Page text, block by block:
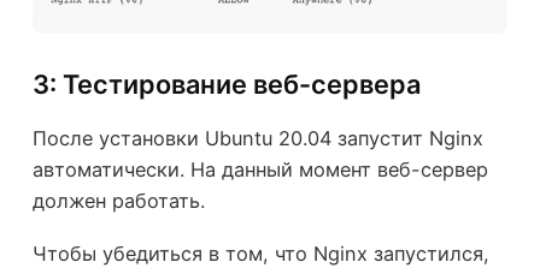
3: Тестирование веб-сервера
После установки Ubuntu 20.04 запустит Nginx
автоматически. На данный момент веб-сервер
должен работать.
Чтобы убедиться в том, что Nginx запустился,